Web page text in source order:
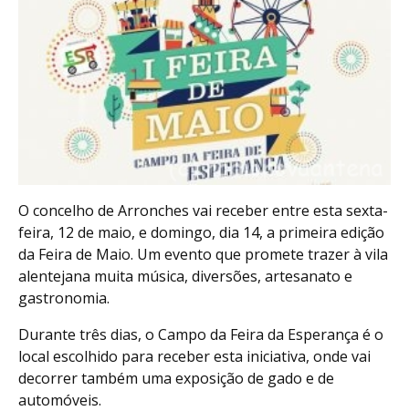
O concelho de Arronches vai receber entre esta sexta-
feira, 12 de maio, e domingo, dia 14, a primeira edição
da Feira de Maio. Um evento que promete trazer à vila
alentejana muita música, diversões, artesanato e
gastronomia.
Durante três dias, o Campo da Feira da Esperança é o
local escolhido para receber esta iniciativa, onde vai
decorrer também uma exposição de gado e de
automóveis.